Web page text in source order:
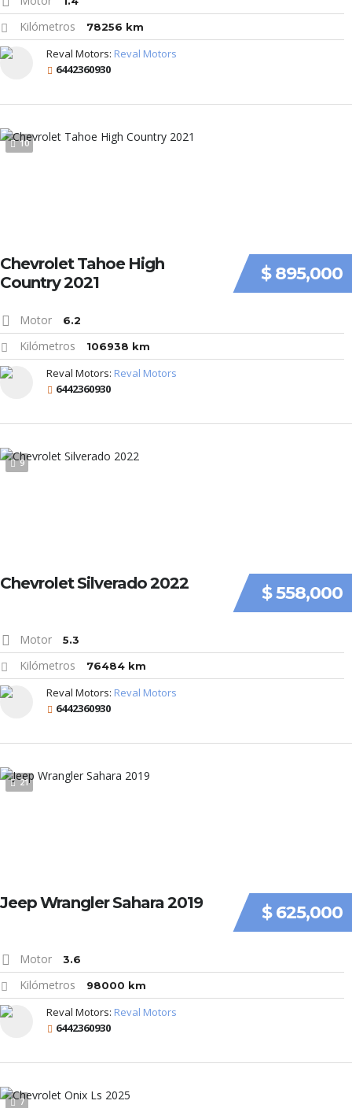
Kilómetros 78256 km
Reval Motors: Reval Motors
6442360930
10
$ 895,000
Chevrolet Tahoe High
Country 2021
Motor 6.2
Kilómetros 106938 km
Reval Motors: Reval Motors
6442360930
9
$ 558,000
Chevrolet Silverado 2022
Motor 5.3
Kilómetros 76484 km
Reval Motors: Reval Motors
6442360930
21
$ 625,000
Jeep Wrangler Sahara 2019
Motor 3.6
Kilómetros 98000 km
Reval Motors: Reval Motors
6442360930
7